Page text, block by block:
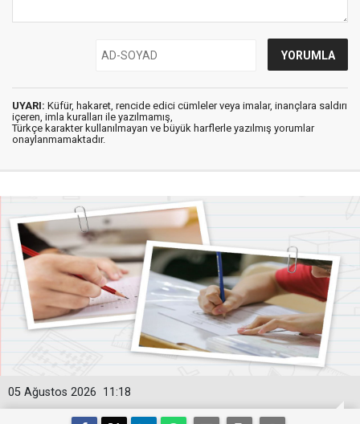
UYARI: Küfür, hakaret, rencide edici cümleler veya imalar, inançlara saldırı
içeren, imla kuralları ile yazılmamış,
Türkçe karakter kullanılmayan ve büyük harflerle yazılmış yorumlar
onaylanmamaktadır.
11:18
05 Ağustos 2026